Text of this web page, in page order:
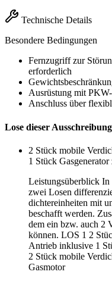
Technische Details
Besondere Bedingungen
Fernzugriff zur
erforderlich
Ausrüstung mit
Anschluss über
Lose dieser
2 Stück mobile
1 Stück
Leistungsüberblick
zwei Losen
dichtereinheiten mit
beschafft werden.
dem ein bzw. auch 2
können. LOS 1 2
Antrieb inklusive 1
2 Stück mobile
Gasmotor